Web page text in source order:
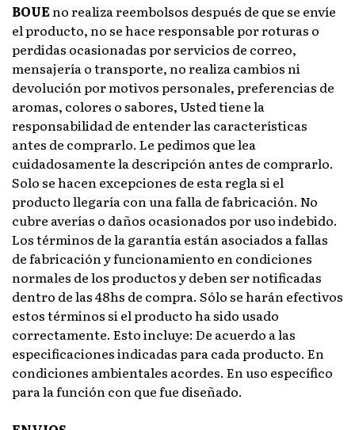
BOUEno realiza reembolsos después de que se envíe
el producto, no se hace responsable por roturas o
perdidas ocasionadas por servicios de correo,
mensajería o transporte, no realiza cambios ni
devolución por motivos personales, preferencias de
aromas, colores o sabores, Usted tiene la
responsabilidad de entender las características
antes de comprarlo. Le pedimos que lea
cuidadosamente la descripción antes de comprarlo.
Solo se hacen excepciones de esta regla si el
producto llegaría con una falla de fabricación. No
cubre averías o daños ocasionados por uso indebido.
Los términos de la garantía están asociados a fallas
de fabricación y funcionamiento en condiciones
normales de los productos y deben ser notificadas
dentro de las 48hs de compra. Sólo se harán efectivos
estos términos si el producto ha sido usado
correctamente. Esto incluye: De acuerdo a las
especificaciones indicadas para cada producto. En
condiciones ambientales acordes. En uso específico
para la función con que fue diseñado.